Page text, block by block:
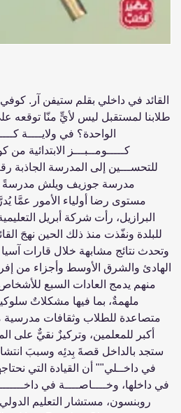
القائد في داخلي بقلم ستيفن آر.
طلابنا لمستقبل ليس لأيٍّ منّا توقعه
الواحدة؟ في ولايــــة
كـــــومــبـــز الابتدائية
مدرسة جوزيف ويلش مدرسةً
البرازيل، رأت شركة أبريل
للبلدة ونفّذت منذ ذلك الحين نهجَ
وتحدث نتائج مشابهة خلال قارات آسيا
الهادئ والشرق الأوسط وأجزاء من
منهم يدمج العادات السبع للأشخاص
ملهمةٌ، بما فيها مشكلاتٌ
متصاعدة للطلاب وثقافات
أكبر للمعلمين، وتركيزٌ نقيٌّ على
ستجد بالداخل قصةَ بِدئِه وسببَ
في داخــلي"" أن القيادة التي
في داخلها، وخــــاصــــة في
روبنسون، مستشار التعليم